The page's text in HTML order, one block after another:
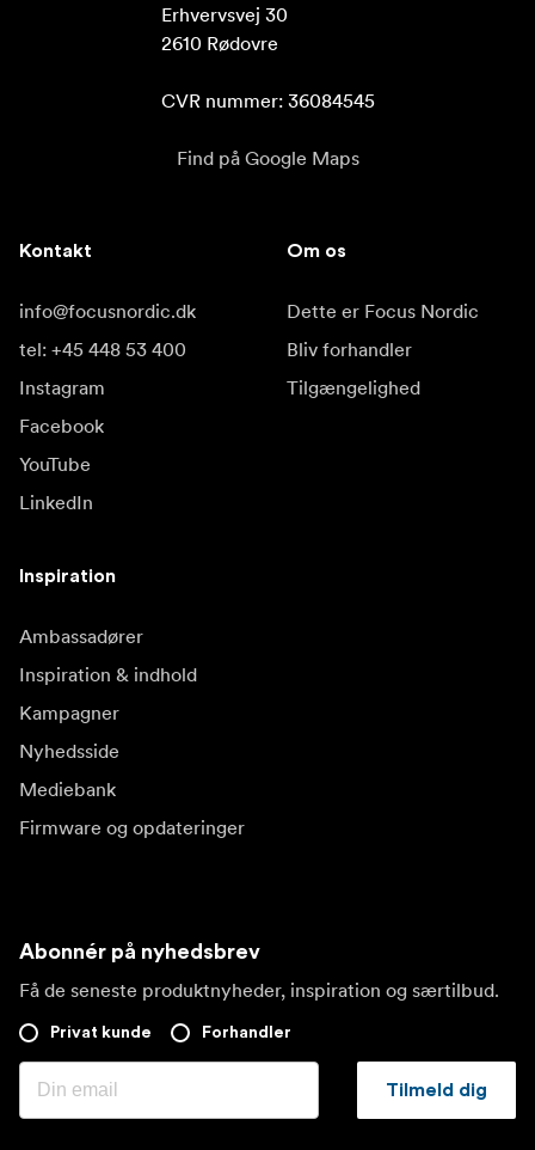
Erhvervsvej 30
2610 Rødovre
CVR nummer: 36084545
Find på Google Maps
Kontakt
info@focusnordic.dk
tel: +45 448 53 400
Instagram
Facebook
YouTube
LinkedIn
Om os
Dette er Focus Nordic
Bliv forhandler
Tilgængelighed
Inspiration
Ambassadører
Inspiration & indhold
Kampagner
Nyhedsside
Mediebank
Firmware og opdateringer
Abonnér på nyhedsbrev
Få de seneste produktnyheder, inspiration og særtilbud.
Privat kunde Forhandler
Tilmeld dig